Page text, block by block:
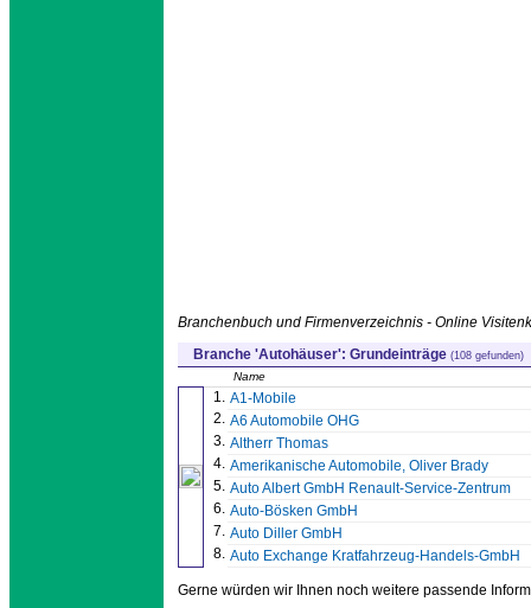
Branchenbuch und Firmenverzeichnis - Online
Branche 'Autohäuser': Grundeinträge (108 gefunden)
Name
1. A1-Mobile
2. A6 Automobile OHG
3. Altherr Thomas
4. Amerikanische Automobile, Oliver Brady
5. Auto Albert GmbH Renault-Service-Zentrum
6. Auto-Bösken GmbH
7. Auto Diller GmbH
8. Auto Exchange Kratfahrzeug-Handels-GmbH
Gerne würden wir Ihnen noch weitere passende